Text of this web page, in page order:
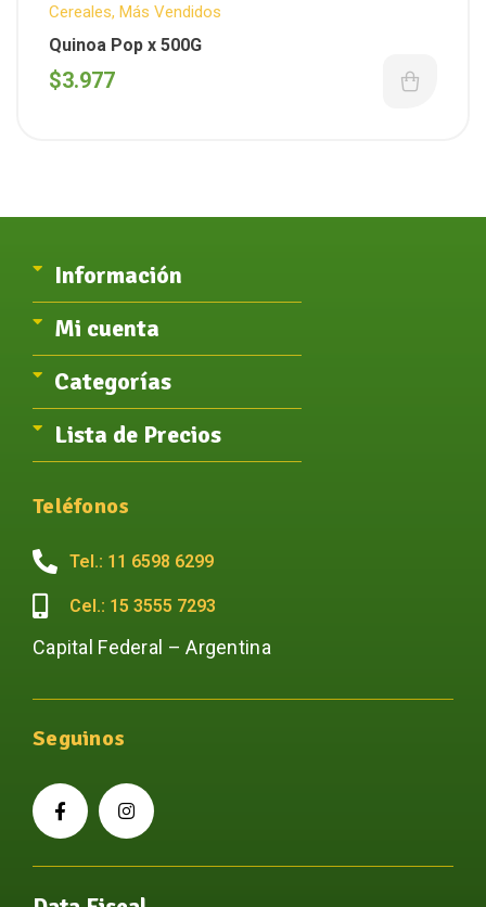
Cereales, Más Vendidos
Quinoa Pop x 500G
$3.977
Información
Mi cuenta
Categorías
Lista de Precios
Teléfonos
Tel.: 11 6598 6299
Cel.: 15 3555 7293
Capital Federal – Argentina
Seguinos